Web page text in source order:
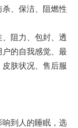
、保洁、阻燃性
阻力、包封、透
的自我感觉、最
肤状况、售后服
到人的睡眠，选